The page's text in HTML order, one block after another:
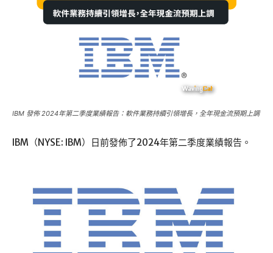
IBM 發佈 2024年第二季度業績報告：軟件業務持續引領增長，全年現金流預期上調
IBM（NYSE: IBM）日前發佈了2024年第二季度業績報告。